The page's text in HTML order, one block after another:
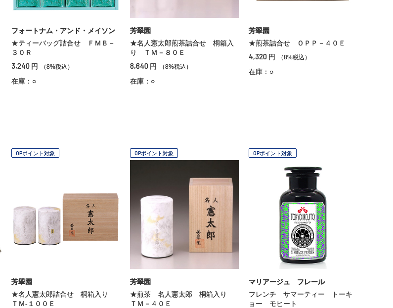
フォートナム・アンド・メイソン
★ティーバッグ詰合せ ＦＭＢ－
３０Ｒ
3,240 円 （8%税込）
在庫：○
芳翠園
★名人憲太郎煎茶詰合せ 桐箱入
り ＴＭ－８０Ｅ
8,640 円 （8%税込）
在庫：○
芳翠園
★煎茶詰合せ ＯＰＰ－４０Ｅ
4,320 円 （8%税込）
在庫：○
OPポイント対象
芳翠園
★名人憲太郎詰合せ 桐箱入り
ＴＭ‐１００Ｅ
OPポイント対象
芳翠園
★煎茶 名人憲太郎 桐箱入り
ＴＭ－４０Ｅ
OPポイント対象
マリアージュ フレール
フレンチ サマーティー トーキ
ョー モヒート